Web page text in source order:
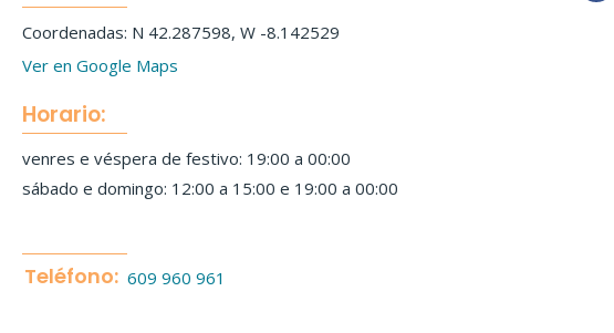
Coordenadas: N 42.287598, W -8.142529
Ver en Google Maps
Horario:
venres e véspera de festivo: 19:00 a 00:00
sábado e domingo: 12:00 a 15:00 e 19:00 a 00:00
609 960 961
Teléfono: